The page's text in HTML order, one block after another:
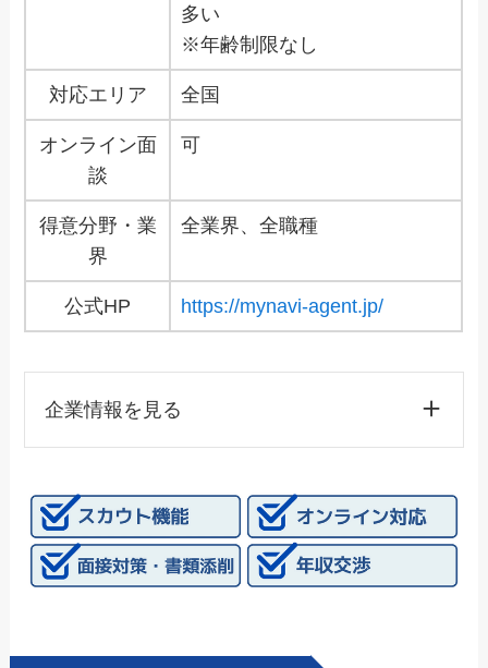
多い
※年齢制限なし
対応エリア 全国
オンライン面
談
可
得意分野・業
界
全業界、全職種
公式HP https://mynavi-agent.jp/
企業情報を見る